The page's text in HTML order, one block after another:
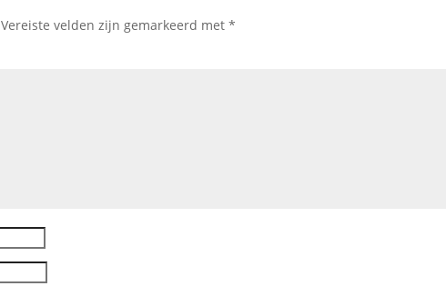
Vereiste velden zijn gemarkeerd met*